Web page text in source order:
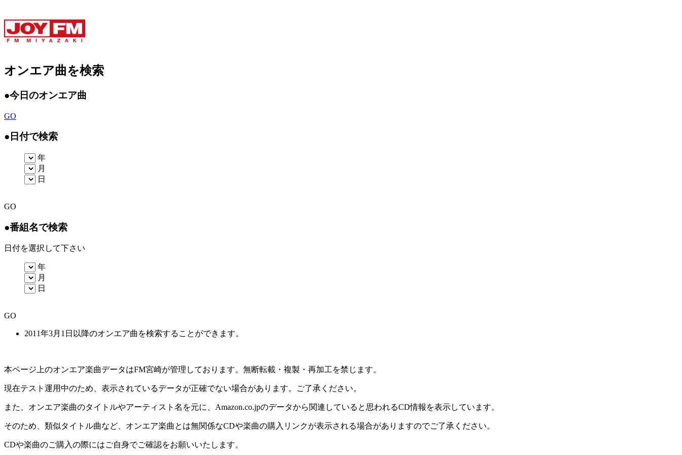
オンエア曲を検索
●今日のオンエア曲
GO
● 日付で検索
年
月
日
GO
●番組名で検索
日付を選択して下さい
年
月
日
GO
2011年3月1日以降のオンエア曲を検索することができます。
本ページ上のオンエア楽曲データはFM宮崎が管理しております。無断転載・複製・再加工を禁じます。
現在テスト運用中のため、表示されているデータが正確でない場合があります。ご了承ください。
また、オンエア楽曲のタイトルやアーティスト名を元に、Amazon.co.jpのデータから関連していると思われるCD情報を表示しています。
そのため、類似タイトル曲など、オンエア楽曲とは無関係なCDや楽曲の購入リンクが表示される場合がありますのでご了承ください。
CDや楽曲のご購入の際にはご自身でご確認をお願いいたします。